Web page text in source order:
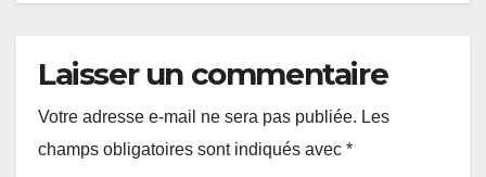
Laisser un commentaire
Votre adresse e-mail ne sera pas publiée. Les
champs obligatoires sont indiqués avec *